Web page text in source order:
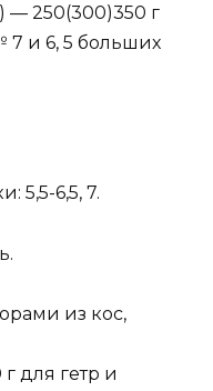
— 250(300)350 г
7 и 6, 5 больших
5,5-6,5, 7.
из кос,
для гетр и